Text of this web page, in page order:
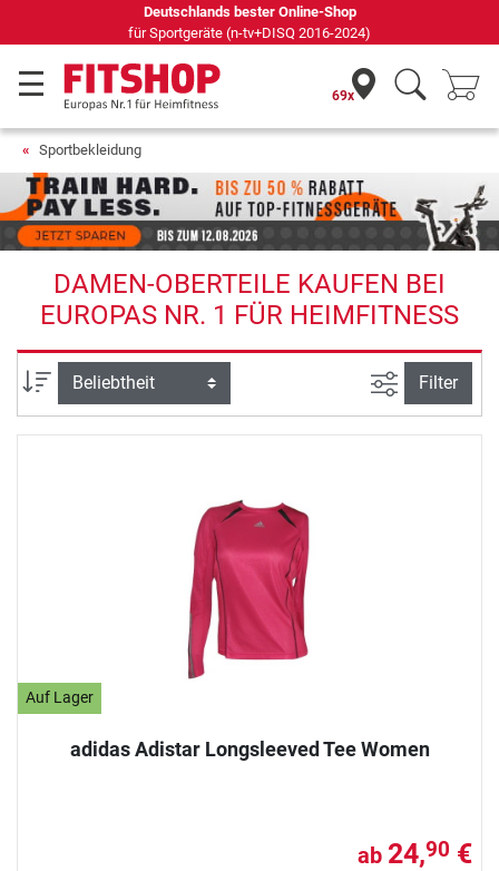
Deutschlands bester Online-Shop
für Sportgeräte (n-tv+DISQ 2016-2024)
69x
Sportbekleidung
DAMEN-OBERTEILE KAUFEN BEI
EUROPAS NR. 1 FÜR HEIMFITNESS
Sortierung Ansicht
Filter
Auf Lager
adidas Adistar Longsleeved Tee Women
ab 24,90 €